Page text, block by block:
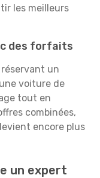
les meilleurs
des forfaits
un
voiture de
tout en
combinées,
encore plus
un expert